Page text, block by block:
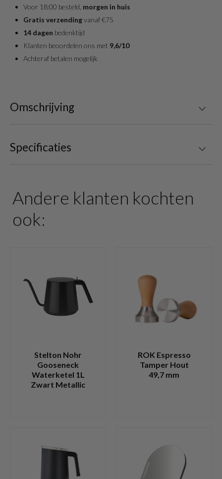
Voor 18:00 besteld, morgen in huis
Gratis verzendingvanaf €75
14 dagen bedenktijd
Klanten beoordelen ons met 9,6/10
Achteraf betalen mogelijk
Omschrijving
Specificaties
Andere klanten kochten
ook:
Stelton Nohr
Gooseneck
Waterketel 1L
Zwart Metallic
ROK Espresso
Tamper Hout
49,7 mm